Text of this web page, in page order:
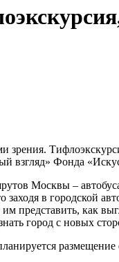
зрения.
взгляд» Фонда
Москвы –
заходя в
как
город с новых